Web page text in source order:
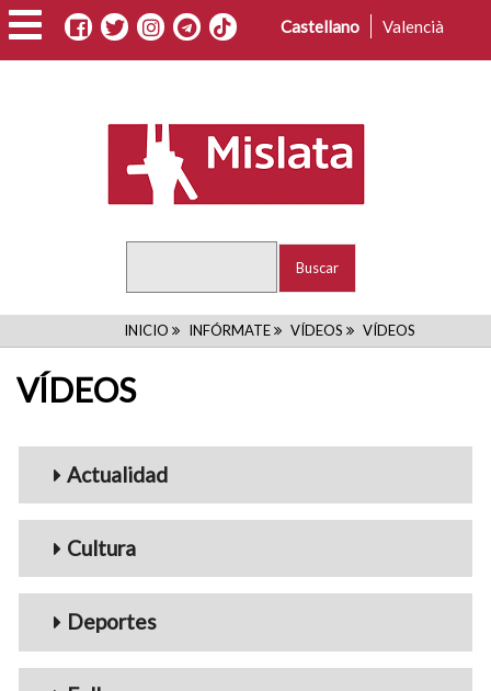
Pasar
al
contenido
Castellano Valencià
RUTA
INICIO INFÓRMATE VÍDEOS VÍDEOS
VÍDEOS
Menu_Videos
Actualidad
Cultura
Deportes